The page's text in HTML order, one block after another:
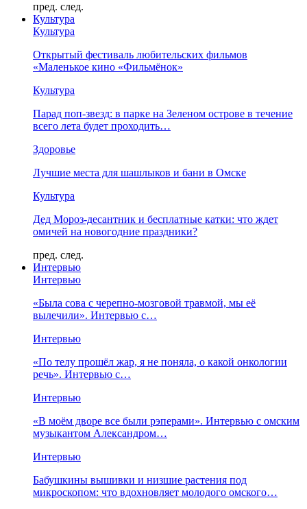
пред. след.
Культура
Культура
Открытый фестиваль любительских фильмов
«Маленькое кино «Фильмёнок»
Культура
Парад поп-звезд: в парке на Зеленом острове в течение
всего лета будет проходить…
Здоровье
Лучшие места для шашлыков и бани в Омске
Культура
Дед Мороз-десантник и бесплатные катки: что ждет
омичей на новогодние праздники?
пред. след.
Интервью
Интервью
«Была сова с черепно-мозговой травмой, мы её
вылечили». Интервью с…
Интервью
«По телу прошёл жар, я не поняла, о какой онкологии
речь». Интервью с…
Интервью
«В моём дворе все были рэперами». Интервью с омским
музыкантом Александром…
Интервью
Бабушкины вышивки и низшие растения под
микроскопом: что вдохновляет молодого омского…